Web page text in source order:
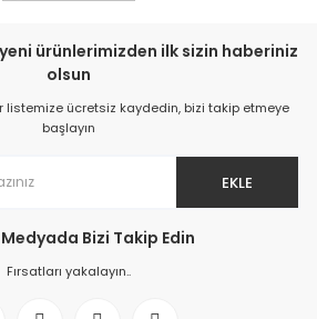
ürünlerimizden ilk sizin haberiniz
olsun
listemize ücretsiz kaydedin, bizi takip etmeye
başlayın
EKLE
Bizi Takip Edin
Fırsatları yakalayın..